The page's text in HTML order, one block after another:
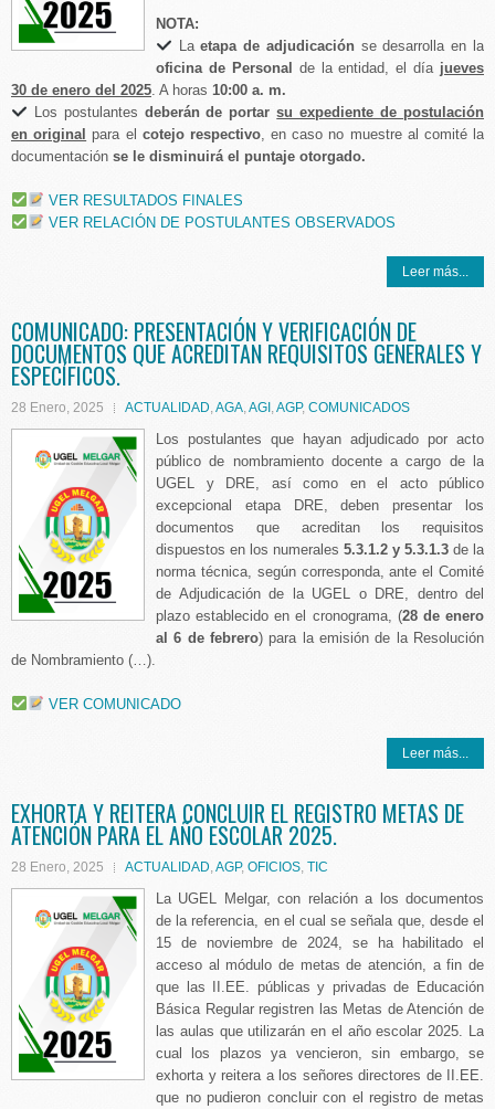
NOTA:
Laetapa de adjudicaciónse desarrolla en la
oficina de Personal
de la entidad, el día jueves
30 de enero del 2025 . A horas 10:00 a. m.
Los postulantes deberán de portarsu expediente de postulación
en original
para el cotejo respectivo, en caso no muestre al comité la
documentación se le disminuirá el puntaje otorgado.
VER RESULTADOS FINALES
VER RELACIÓN DE POSTULANTES OBSERVADOS
Leer más...
COMUNICADO: PRESENTACIÓN Y VERIFICACIÓN DE
DOCUMENTOS QUE ACREDITAN REQUISITOS GENERALES Y
ESPECÍFICOS.
28 Enero, 2025 ACTUALIDAD,AGA,AGI ,AGP, COMUNICADOS
Los postulantes que hayan adjudicado por acto
público de nombramiento docente a cargo de la
UGEL y DRE, así como en el acto público
excepcional etapa DRE, deben presentar los
documentos que acreditan los requisitos
dispuestos en los numerales 5.3.1.2 y 5.3.1.3 de la
norma técnica, según corresponda, ante el Comité
de Adjudicación de la UGEL o DRE, dentro del
plazo establecido en el cronograma, (28 de enero
al 6 de febrero) para la emisión de la Resolución
de Nombramiento (…).
VER COMUNICADO
Leer más...
EXHORTA Y REITERA CONCLUIR EL REGISTRO METAS DE
ATENCIÓN PARA EL AÑO ESCOLAR 2025.
28 Enero, 2025 ACTUALIDAD,AGP, OFICIOS, TIC
La UGEL Melgar, con relación a los documentos
de la referencia, en el cual se señala que, desde el
15 de noviembre de 2024, se ha habilitado el
acceso al módulo de metas de atención, a fin de
que las II.EE. públicas y privadas de Educación
Básica Regular registren las Metas de Atención de
las aulas que utilizarán en el año escolar 2025. La
cual los plazos ya vencieron, sin embargo, se
exhorta y reitera a los señores directores de II.EE.
que no pudieron concluir con el registro de metas